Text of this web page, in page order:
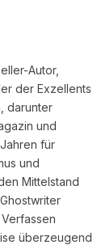
Autor,
der Exzellents
darunter
und
für
und
Mittelstand
überzeugend